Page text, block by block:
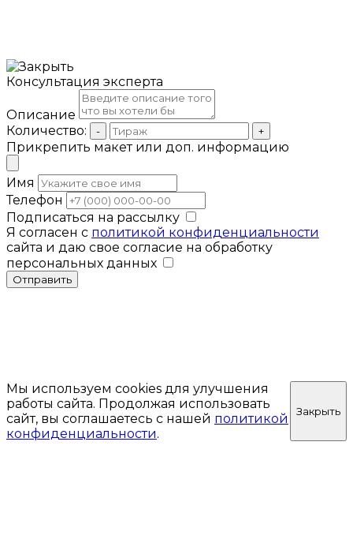
Консультация эксперта
Описание
Количество:
- +
Прикрепить макет или доп. информацию
Имя
Телефон
Подписаться на рассылку
Я согласен с политикой конфиденциальности
сайта и даю свое согласие на обработку
персональных данных
Отправить
Мы используем cookies для улучшения
работы сайта. Продолжая использовать
сайт, вы соглашаетесь с нашей политикой
конфиденциальности.
Закрыть